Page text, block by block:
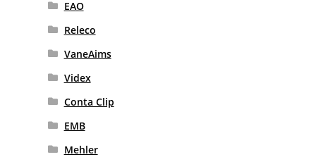
EAO
Releco
VaneAims
Videx
Conta Clip
EMB
Mehler